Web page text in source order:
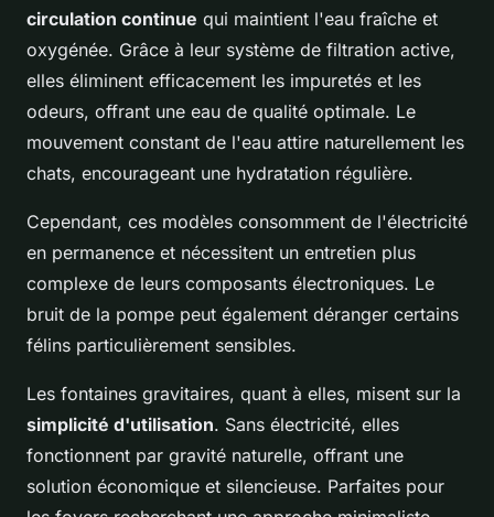
circulation continue qui maintient l'eau fraîche et
oxygénée. Grâce à leur système de filtration active,
elles éliminent efficacement les impuretés et les
odeurs, offrant une eau de qualité optimale. Le
mouvement constant de l'eau attire naturellement les
chats, encourageant une hydratation régulière.
Cependant, ces modèles consomment de l'électricité
en permanence et nécessitent un entretien plus
complexe de leurs composants électroniques. Le
bruit de la pompe peut également déranger certains
félins particulièrement sensibles.
Les fontaines gravitaires, quant à elles, misent sur la
simplicité d'utilisation. Sans électricité, elles
fonctionnent par gravité naturelle, offrant une
solution économique et silencieuse. Parfaites pour